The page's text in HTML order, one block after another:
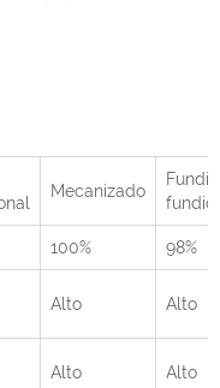
Mecanizado
100% 98%
Alto Alto
Alto Alto